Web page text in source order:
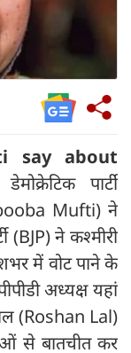
say about
पार्टी
Mufti) ने
(BJP) ने कश्मीरी
में वोट पाने के
अध्यक्ष यहां
(Roshan Lal)
से बातचीत कर